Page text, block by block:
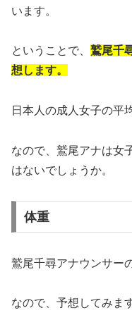
います。
ということで、 鷲尾千
想します。
日本人の成人女子の平
なので、鷲尾アナは女
はないでしょうか。
体重
鷲尾千尋アナウンサー
なので、予想してみま